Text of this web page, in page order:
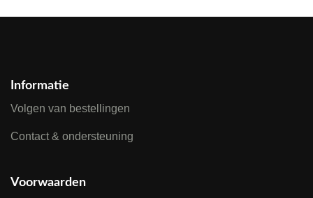
Informatie
Volgen van bestellingen
Contact & ondersteuning
Voorwaarden